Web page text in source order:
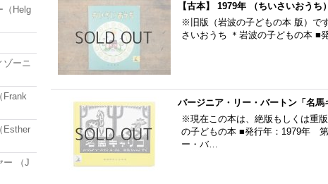
（Helg
ゾーニ
Frank
Esther
ー （J
【古本】 1979年 （ちいさいおうち）
※旧版（岩波の子どもの本 版）
さいおうち ＊岩波の子どもの本
バージニア・リー・バートン「名馬
※現在この本は、絶版もしくは重
の子どもの本 ■発行年：1979年
ー・バ…